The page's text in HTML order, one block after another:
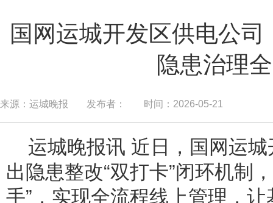
国网运城开发区供电公司
隐患治理
来源：运城晚报 发布者： 时间：2026-05-21
运城晚报讯 近日，国网运
出隐患整改“双打卡”闭环机制
手”，实现全流程线上管理，